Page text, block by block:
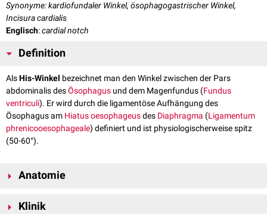
Synonyme: kardiofundaler Winkel, ösophagogastrischer Winkel,
Incisura cardialis
Englisch:cardial notch
Definition
AlsHis-Winkel bezeichnet man den Winkel zwischen der Pars
abdominalis desÖsophagus und dem Magenfundus (Fundus
ventriculi). Er wird durch die ligamentöse Aufhängung des
Ösophagus am Hiatus oesophageusdes Diaphragma (Ligamentum
phrenicooesophageale) definiert und ist physiologischerweise spitz
(50-60°).
Anatomie
Klappe , auf.
Klinik